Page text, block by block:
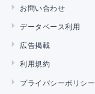
お問い合わせ
データベース利用
広告掲載
利用規約
プライバシーポリシー